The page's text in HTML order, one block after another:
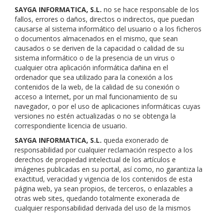
SAYGA INFORMATICA, S.L. no se hace responsable de los
fallos, errores o daños, directos o indirectos, que puedan
causarse al sistema informático del usuario o a los ficheros
o documentos almacenados en el mismo, que sean
causados o se deriven de la capacidad o calidad de su
sistema informático o de la presencia de un virus o
cualquier otra aplicación informática dañina en el
ordenador que sea utilizado para la conexión a los
contenidos de la web, de la calidad de su conexión o
acceso a Internet, por un mal funcionamiento de su
navegador, o por el uso de aplicaciones informáticas cuyas
versiones no estén actualizadas o no se obtenga la
correspondiente licencia de usuario.
SAYGA INFORMATICA, S.L. queda exonerado de
responsabilidad por cualquier reclamación respecto a los
derechos de propiedad intelectual de los artículos e
imágenes publicadas en su portal, así como, no garantiza la
exactitud, veracidad y vigencia de los contenidos de esta
página web, ya sean propios, de terceros, o enlazables a
otras web sites, quedando totalmente exonerada de
cualquier responsabilidad derivada del uso de la mismos